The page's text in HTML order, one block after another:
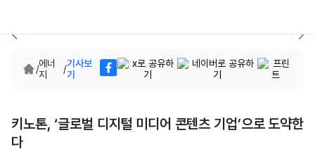
/에너
지
/기사보
기
키노톤, ‘글로벌 디지털 미디어 콘텐츠 기업’으로 도약한
다